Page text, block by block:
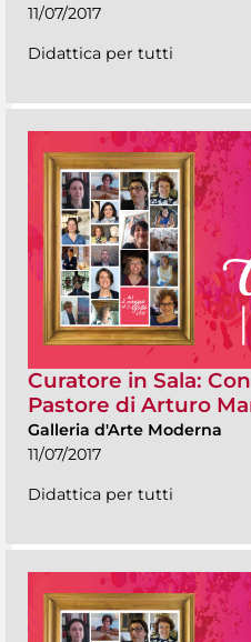
11/07/2017
Didattica per tutti
Curatore in Sala:
Pastore di Arturo
Galleria d'Arte Moderna
11/07/2017
Didattica per tutti